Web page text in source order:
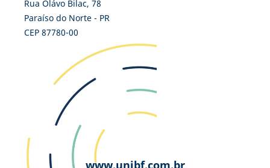
Rua Olávo Bilac, 78
Paraíso do Norte - PR
CEP 87780-00
www.unibf.com.br